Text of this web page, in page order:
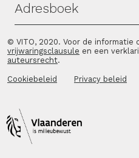
Adresboek
© VITO, 2020. Voor de informatie
vrijwaringsclausule en een
auteursrecht.
Cookiebeleid Privacy beleid